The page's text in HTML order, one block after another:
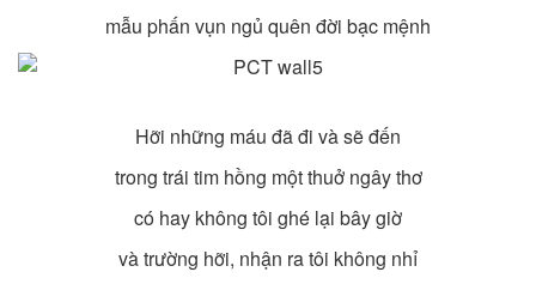
mẫu phấn vụn ngủ quên đời bạc mệnh
Hỡi những máu đã đi và sẽ đến
trong trái tim hồng một thuở ngây thơ
có hay không tôi ghé lại bây giờ
và trường hỡi, nhận ra tôi không nhỉ